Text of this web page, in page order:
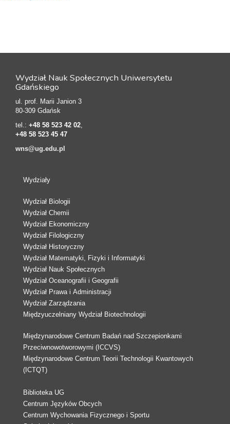
Wydział Nauk Społecznych Uniwersytetu
Gdańskiego
ul. prof. Marii Janion 3
80-309 Gdańsk
tel.: +48 58 523 42 02
+48 58 523 45 47
wns@ug.edu.pl
Wydziały
Wydział Biologii
Wydział Chemii
Wydział Ekonomiczny
Wydział Filologiczny
Wydział Historyczny
Wydział Matematyki, Fizyki i Informatyki
Wydział Nauk Społecznych
Wydział Oceanografii i Geografii
Wydział Prawa i Administracji
Wydział Zarządzania
Międzyuczelniany Wydział Biotechnologii
Międzynarodowe Centrum Badań nad Szczepionkami
Przeciwnowotworowymi (ICCVS)
Międzynarodowe Centrum Teorii Technologii Kwantowych
(ICTQT)
Biblioteka UG
Centrum Języków Obcych
Centrum Wychowania Fizycznego i Sportu